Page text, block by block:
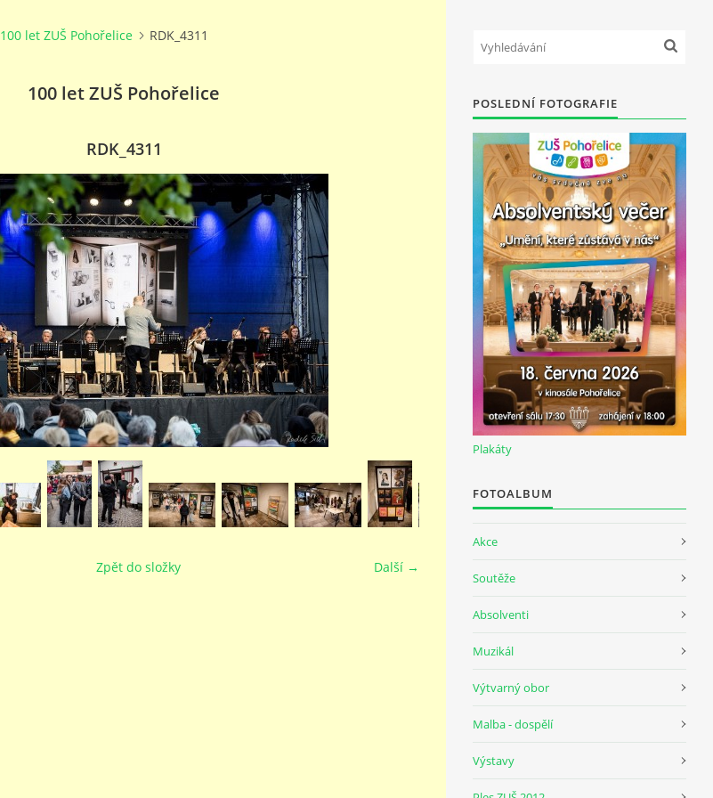
100 let ZUŠ Pohořelice RDK_4311
100 let ZUŠ Pohořelice
RDK_4311
Další →
Zpět do složky
POSLEDNÍ FOTOGRAFIE
Plakáty
FOTOALBUM
Akce
Soutěže
Absolventi
Muzikál
Výtvarný obor
Malba - dospělí
Výstavy